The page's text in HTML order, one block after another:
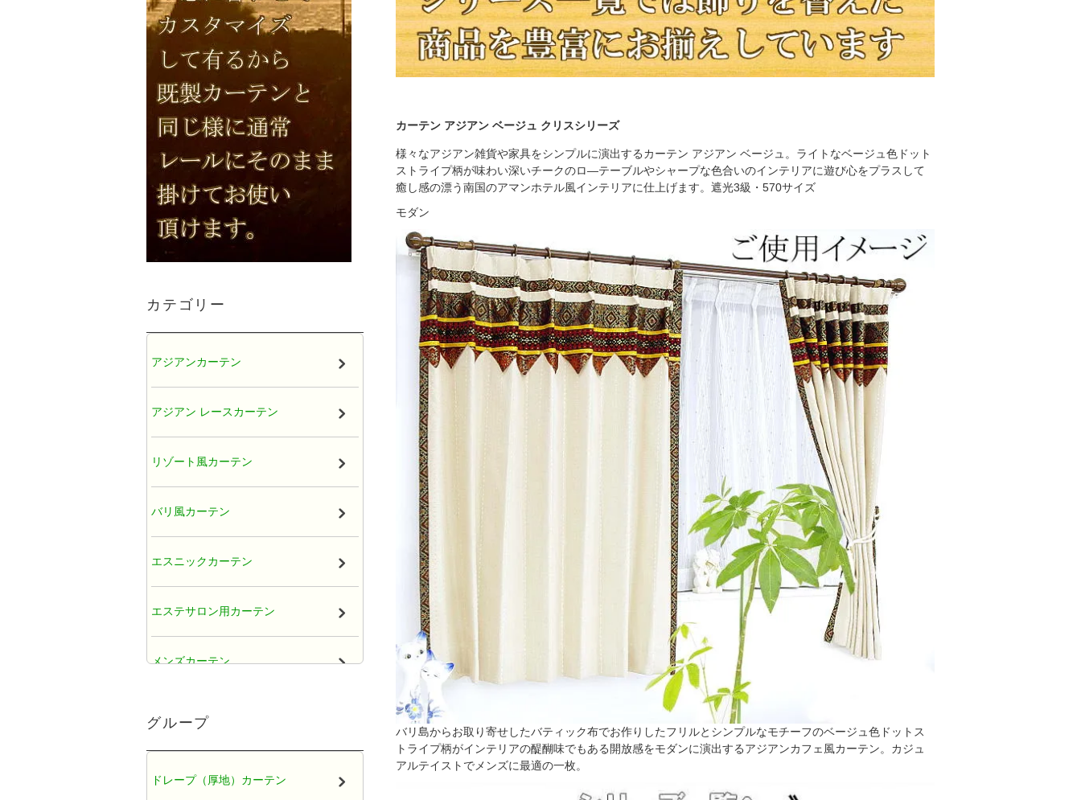
カーテン アジアン ベージュ クリスシリーズ
様々なアジアン雑貨や家具をシンプルに演出するカーテン アジアン ベージュ。ライトなベージュ色ドット
ストライプ柄が味わい深いチークのロ―テーブルやシャープな色合いのインテリアに遊び心をプラスして
癒し感の漂う南国のアマンホテル風インテリアに仕上げます。遮光3級・570サイズ
モダン
バリ島からお取り寄せしたバティック布でお作りしたフリルとシンプルなモチーフのベージュ色ドットス
トライプ柄がインテリアの醍醐味でもある開放感をモダンに演出するアジアンカフェ風カーテン。カジュ
アルテイストでメンズに最適の一枚。
カテゴリー
アジアンカーテン
アジアン レースカーテン
リゾート風カーテン
バリ風カーテン
エスニックカーテン
エステサロン用カーテン
メンズカーテン
グループ
ドレープ（厚地）カーテン